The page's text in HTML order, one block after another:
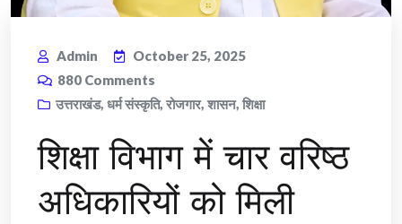
Admin
October 25, 2025
880 Comments
उत्तराखंड, धर्म संस्कृति, रोजगार, शासन, शिक्षा
शिक्षा विभाग में चार वरिष्ठ
अधिकारियों को मिली